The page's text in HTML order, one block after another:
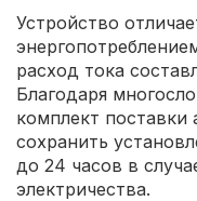
Устройство
расход тока
Благодаря
комплект поставки
сохранить
до 24 часов в
электричества.